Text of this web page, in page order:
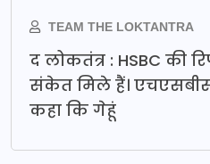
TEAM THE LOKTANTRA
द लोकतंत्र : HSBC की
संकेत मिले हैं।
कहा कि गेहूं